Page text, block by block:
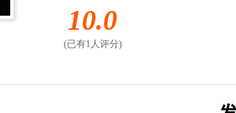
10.0
(已有1人评分)